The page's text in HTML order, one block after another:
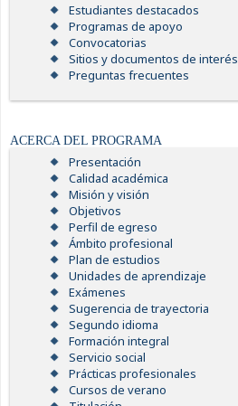
Estudiantes destacados
Programas de apoyo
Convocatorias
Sitios y documentos de interés
Preguntas frecuentes
ACERCA DEL PROGRAMA
Presentación
Calidad académica
Misión y visión
Objetivos
Perfil de egreso
Ámbito profesional
Plan de estudios
Unidades de aprendizaje
Exámenes
Sugerencia de trayectoria
Segundo idioma
Formación integral
Servicio social
Prácticas profesionales
Cursos de verano